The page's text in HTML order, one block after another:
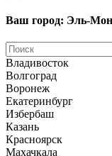
Ваш город: Эль-
Владивосток
Волгоград
Воронеж
Екатеринбург
Избербаш
Казань
Красноярск
Махачкала